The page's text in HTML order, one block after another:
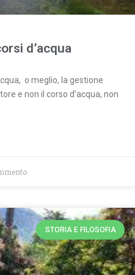
d’acqua
o meglio, la gestione
e non il corso d’acqua, non
STORIA E FILOSOFIA